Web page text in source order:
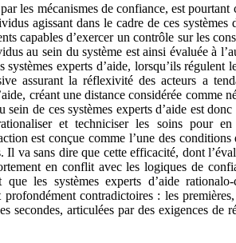
les mécanismes de confiance, est
agissant dans le cadre de ces
capables d’exercer un contrôle sur les
au sein du système est ainsi évaluée à
experts d’aide, lorsqu’ils régulent
assurant la réflexivité des acteurs a
créant une distance considérée comme
de ces systèmes experts d’aide est
et techniciser les soins pour
est conçue comme l’une des
va sans dire que cette efficacité, dont
en conflit avec les logiques de
les systèmes experts d’aide
contradictoires : les
secondes, articulées par des exigences